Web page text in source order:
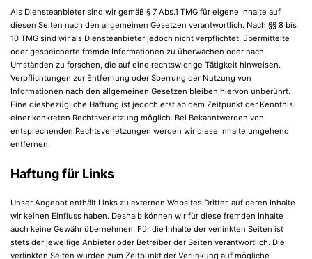
Als Diensteanbieter sind wir gemäß § 7 Abs.1 TMG für eigene Inhalte auf
diesen Seiten nach den allgemeinen Gesetzen verantwortlich. Nach §§ 8 bis
10 TMG sind wir als Diensteanbieter jedoch nicht verpflichtet, übermittelte
oder gespeicherte fremde Informationen zu überwachen oder nach
Umständen zu forschen, die auf eine rechtswidrige Tätigkeit hinweisen.
Verpflichtungen zur Entfernung oder Sperrung der Nutzung von
Informationen nach den allgemeinen Gesetzen bleiben hiervon unberührt.
Eine diesbezügliche Haftung ist jedoch erst ab dem Zeitpunkt der Kenntnis
einer konkreten Rechtsverletzung möglich. Bei Bekanntwerden von
entsprechenden Rechtsverletzungen werden wir diese Inhalte umgehend
entfernen.
Haftung für Links
Unser Angebot enthält Links zu externen Websites Dritter, auf deren Inhalte
wir keinen Einfluss haben. Deshalb können wir für diese fremden Inhalte
auch keine Gewähr übernehmen. Für die Inhalte der verlinkten Seiten ist
stets der jeweilige Anbieter oder Betreiber der Seiten verantwortlich. Die
verlinkten Seiten wurden zum Zeitpunkt der Verlinkung auf mögliche